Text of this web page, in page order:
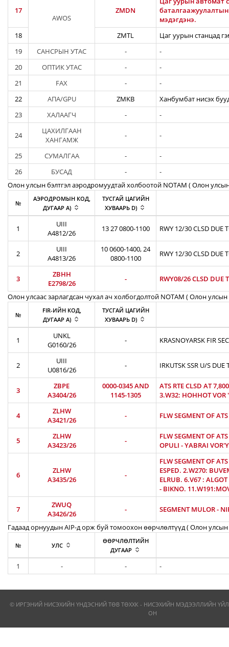
17
AWOS
ZMDN
мэдэгдэнэ.
18
ZMTL
Цаг уурын станцад
19
САНСРЫН УТАС -
-
20
ОПТИК УТАС -
-
21
FAX -
-
22
АПА/GPU ZMKB
Ханбумбат нисэх
23
ХАЛААГЧ - -
24
ЦАХИЛГААН
ХАНГАМЖ
- -
25 СУМАЛГАА -
-
26
БУСАД -
-
Олон улсын бэлтгэл аэродромуудтай холбоотой NOTAM ( Oлон
№
АЭРОДРОМЫН КОД,
ДУГААР A)
ТУСГАЙ ЦАГИЙН
ХУВААРЬ D)
1
UIII
A4812/26
13 27 0800-1100 RWY 12/30 CLSD DUE
2
UIII
A4813/26
10 0600-1400, 24
0800-1100
RWY 12/30 CLSD DUE
3
ZBHH
E2798/26
-
RWY08/26 CLSD DUE
Олон улсаас зарлагдсан чухал ач холбогдолтой NOTAM ( Олон улсын
№
FIR-ИЙН КОД,
ДУГААР A)
ТУСГАЙ ЦАГИЙН
ХУВААРЬ D)
1
UNKL
G0160/26
- KRASNOYARSK FIR
2
UIII
U0816/26
- IRKUTSK SSR U/S DUE
3
ZBPE
A3404/26
0000-0345 AND
1145-1305
ATS RTE CLSD AT
3.W32: HOHHOT VOR
4
ZLHW
A3421/26
- FLW SEGMENT OF
5
ZLHW
A3423/26
-
FLW SEGMENT OF
OPULI - YABRAI
6
ZLHW
A3435/26
-
FLW SEGMENT OF
ESPED. 2.W270:
ELRUB. 6.V67 :
- BIKNO.
7
ZWUQ
A3426/26
-
SEGMENT MULOR -
Гадаад орнуудын AIP-д орж буй томоохон өөрчлөлтүүд ( Олон улсын
№ УЛС
ӨӨРЧЛӨЛТИЙН
ДУГААР
1 - - -
© ИРГЭНИЙ НИСЭХИЙН ҮНДЭСНИЙ ТӨВ ТӨХХК - НИСЭХИЙН МЭДЭЭЛЛИЙН
ОН